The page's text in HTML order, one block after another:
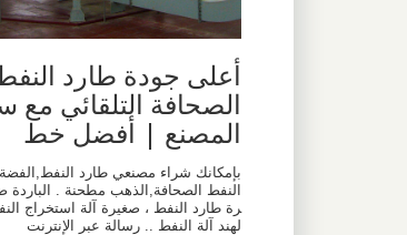
أعلى جودة طارد
الصحافة التلقائي مع
المصنع | أفضل خط
بإمكانك شراء مصنعي طارد
النفط الصحافة,الذهب مطحنة .
رة طارد النفط ، صغيرة آلة استخراج
لهند آلة النفط .. رسالة عبر الإنترنت